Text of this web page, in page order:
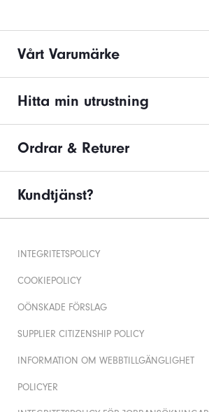
Vårt Varumärke
Hitta min utrustning
Ordrar & Returer
Kundtjänst?
INTEGRITETSPOLICY
COOKIEPOLICY
OÖNSKADE FÖRSLAG
SUPPLIER CITIZENSHIP POLICY
INFORMATION OM WEBBTILLGÄNGLIGHET
POLICYER